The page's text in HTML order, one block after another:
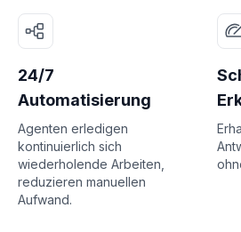
24/7
Automatisierung
Agenten erledigen
kontinuierlich sich
wiederholende Arbeiten,
reduzieren manuellen
Aufwand.